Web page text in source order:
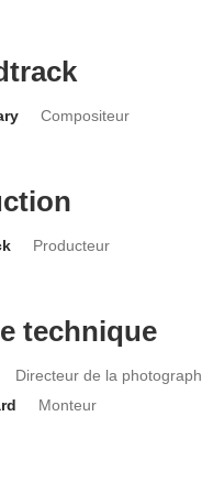
Compositeur
Producteur
technique
Directeur de la
Monteur